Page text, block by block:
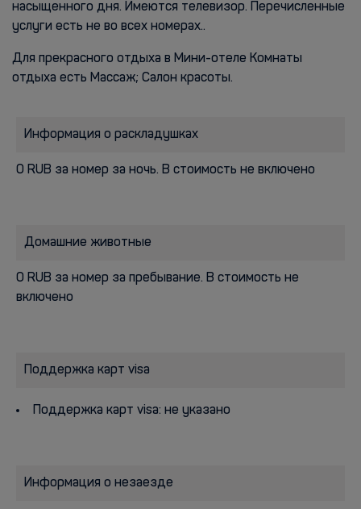
насыщенного дня. Имеются телевизор. Перечисленные
услуги есть не во всех номерах..
Для прекрасного отдыха в Мини-отеле Комнаты
отдыха есть Массаж; Салон красоты.
Информация о раскладушках
0 RUB за номер за ночь. В стоимость не включено
Домашние животные
0 RUB за номер за пребывание. В стоимость не
включено
Поддержка карт visa
Поддержка карт visa: не указано
Информация о незаезде